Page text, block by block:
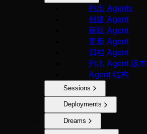
列出 Agents
创建 Agent
获取 Agent
更新 Agent
归档 Agent
列出 Agent 版本
Agent 结构
Sessions
Deployments
Dreams